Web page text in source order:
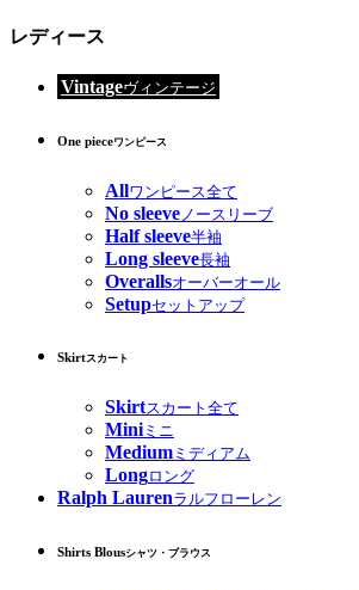
レディース
Vintageヴィンテージ
One pieceワンピース
Allワンピース全て
No sleeve ノースリーブ
Half sleeve半袖
Long sleeve長袖
Overallsオーバーオール
Setupセットアップ
Skirtスカート
Skirtスカート全て
Miniミニ
Medium ミディアム
Longロング
Ralph Laurenラルフローレン
Shirts Blousシャツ・ブラウス